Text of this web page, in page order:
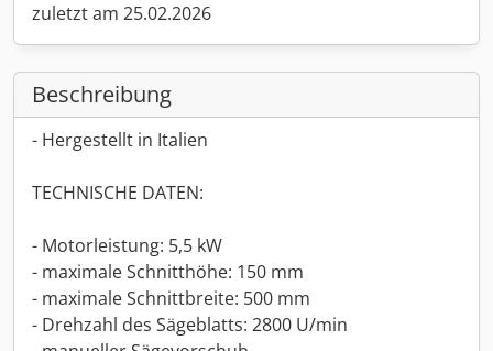
zuletzt am 25.02.2026
Beschreibung
- Hergestellt in Italien
TECHNISCHE DATEN:
- Motorleistung: 5,5 kW
- maximale Schnitthöhe: 150 mm
- maximale Schnittbreite: 500 mm
- Drehzahl des Sägeblatts: 2800 U/min